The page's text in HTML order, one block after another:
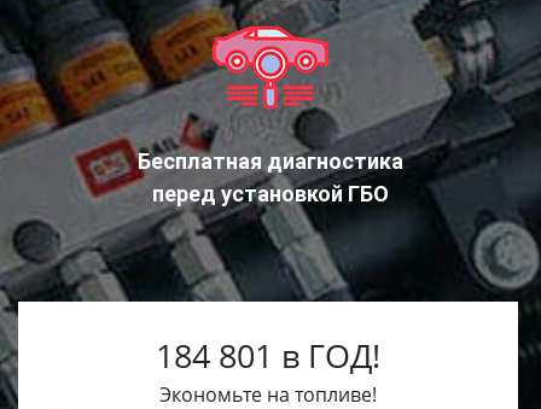
Бесплатная диагностика
перед установкой ГБО
184 801 в ГОД!
Экономьте на топливе!